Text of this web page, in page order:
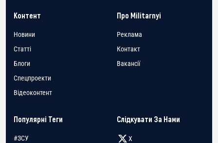
Контент
Новини
Статті
Блоги
Спецпроекти
Відеоконтент
Про Militarnyi
Реклама
Контакт
Вакансії
Популярні Теги
#ЗСУ
Слідкувати За Нами
X